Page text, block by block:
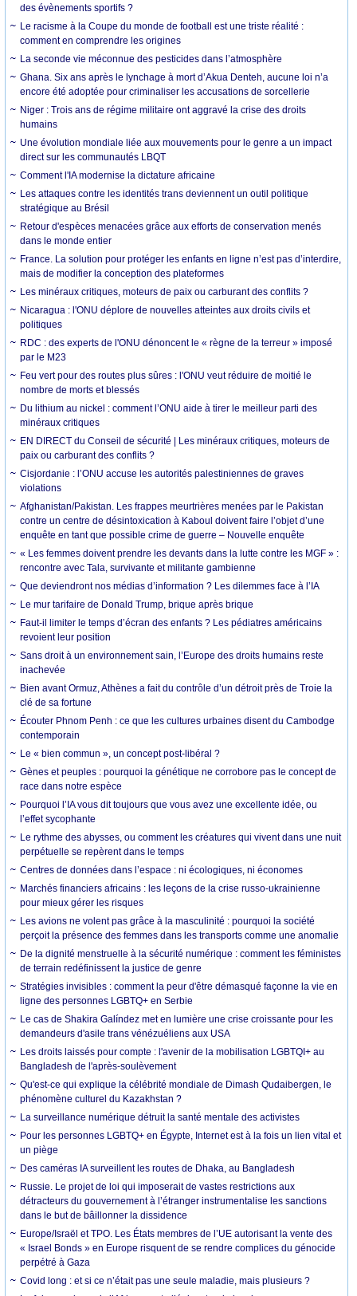
des évènements sportifs ?
Le racisme à la Coupe du monde de football est une triste réalité :
comment en comprendre les origines
La seconde vie méconnue des pesticides dans l’atmosphère
Ghana. Six ans après le lynchage à mort d’Akua Denteh, aucune loi n’a
encore été adoptée pour criminaliser les accusations de sorcellerie
Niger : Trois ans de régime militaire ont aggravé la crise des droits
humains
Une évolution mondiale liée aux mouvements pour le genre a un impact
direct sur les communautés LBQT
Comment l'IA modernise la dictature africaine
Les attaques contre les identités trans deviennent un outil politique
stratégique au Brésil
Retour d'espèces menacées grâce aux efforts de conservation menés
dans le monde entier
France. La solution pour protéger les enfants en ligne n’est pas d’interdire,
mais de modifier la conception des plateformes
Les minéraux critiques, moteurs de paix ou carburant des conflits ?
Nicaragua : l'ONU déplore de nouvelles atteintes aux droits civils et
politiques
RDC : des experts de l'ONU dénoncent le « règne de la terreur » imposé
par le M23
Feu vert pour des routes plus sûres : l'ONU veut réduire de moitié le
nombre de morts et blessés
Du lithium au nickel : comment l’ONU aide à tirer le meilleur parti des
minéraux critiques
EN DIRECT du Conseil de sécurité | Les minéraux critiques, moteurs de
paix ou carburant des conflits ?
Cisjordanie : l’ONU accuse les autorités palestiniennes de graves
violations
Afghanistan/Pakistan. Les frappes meurtrières menées par le Pakistan
contre un centre de désintoxication à Kaboul doivent faire l’objet d’une
enquête en tant que possible crime de guerre – Nouvelle enquête
« Les femmes doivent prendre les devants dans la lutte contre les MGF » :
rencontre avec Tala, survivante et militante gambienne
Que deviendront nos médias d’information ? Les dilemmes face à l’IA
Le mur tarifaire de Donald Trump, brique après brique
Faut-il limiter le temps d’écran des enfants ? Les pédiatres américains
revoient leur position
Sans droit à un environnement sain, l’Europe des droits humains reste
inachevée
Bien avant Ormuz, Athènes a fait du contrôle d’un détroit près de Troie la
clé de sa fortune
Écouter Phnom Penh : ce que les cultures urbaines disent du Cambodge
contemporain
Le « bien commun », un concept post-libéral ?
Gènes et peuples : pourquoi la génétique ne corrobore pas le concept de
race dans notre espèce
Pourquoi l’IA vous dit toujours que vous avez une excellente idée, ou
l’effet sycophante
Le rythme des abysses, ou comment les créatures qui vivent dans une nuit
perpétuelle se repèrent dans le temps
Centres de données dans l’espace : ni écologiques, ni économes
Marchés financiers africains : les leçons de la crise russo-ukrainienne
pour mieux gérer les risques
Les avions ne volent pas grâce à la masculinité : pourquoi la société
perçoit la présence des femmes dans les transports comme une anomalie
De la dignité menstruelle à la sécurité numérique : comment les féministes
de terrain redéfinissent la justice de genre
Stratégies invisibles : comment la peur d'être démasqué façonne la vie en
ligne des personnes LGBTQ+ en Serbie
Le cas de Shakira Galíndez met en lumière une crise croissante pour les
demandeurs d'asile trans vénézuéliens aux USA
Les droits laissés pour compte : l'avenir de la mobilisation LGBTQI+ au
Bangladesh de l'après-soulèvement
Qu'est-ce qui explique la célébrité mondiale de Dimash Qudaibergen, le
phénomène culturel du Kazakhstan ?
La surveillance numérique détruit la santé mentale des activistes
Pour les personnes LGBTQ+ en Égypte, Internet est à la fois un lien vital et
un piège
Des caméras IA surveillent les routes de Dhaka, au Bangladesh
Russie. Le projet de loi qui imposerait de vastes restrictions aux
détracteurs du gouvernement à l’étranger instrumentalise les sanctions
dans le but de bâillonner la dissidence
Europe/Israël et TPO. Les États membres de l’UE autorisant la vente des
« Israel Bonds » en Europe risquent de se rendre complices du génocide
perpétré à Gaza
Covid long : et si ce n’était pas une seule maladie, mais plusieurs ?